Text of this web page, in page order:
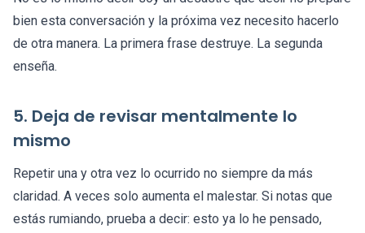
bien esta conversación y la próxima vez necesito hacerlo
de otra manera. La primera frase destruye. La segunda
enseña.
5. Deja de revisar mentalmente lo
mismo
Repetir una y otra vez lo ocurrido no siempre da más
claridad. A veces solo aumenta el malestar. Si notas que
estás rumiando, prueba a decir: esto ya lo he pensado,